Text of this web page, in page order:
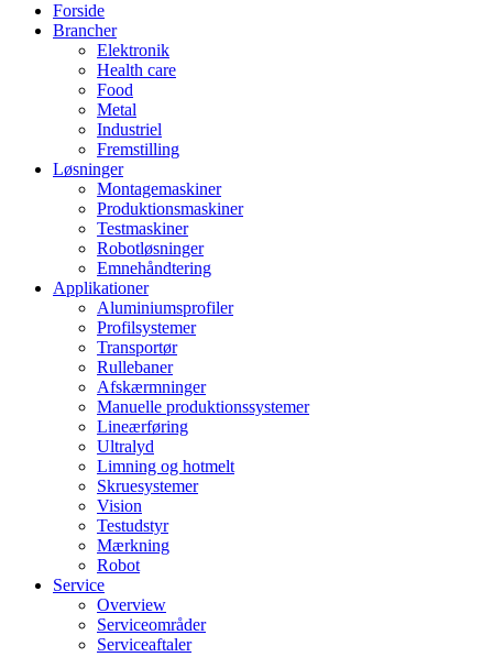
Forside
Brancher
Elektronik
Health care
Food
Metal
Industriel
Fremstilling
Løsninger
Montagemaskiner
Produktionsmaskiner
Testmaskiner
Robotløsninger
Emnehåndtering
Applikationer
Aluminiumsprofiler
Profilsystemer
Transportør
Rullebaner
Afskærmninger
Manuelle produktionssystemer
Lineærføring
Ultralyd
Limning og hotmelt
Skruesystemer
Vision
Testudstyr
Mærkning
Robot
Service
Overview
Serviceområder
Serviceaftaler